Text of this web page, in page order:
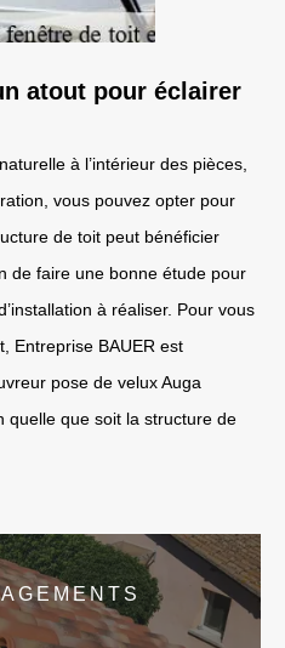
atout pour éclairer
à l’intérieur des pièces,
vous pouvez opter pour
de toit peut bénéficier
de faire une bonne étude pour
à réaliser. Pour vous
Entreprise BAUER est
pose de velux Auga
quelle que soit la structure de